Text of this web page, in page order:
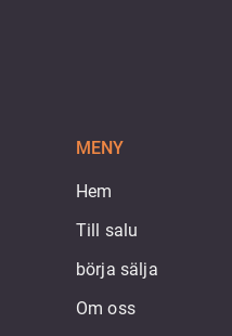
MENY
Hem
Till salu
börja sälja
Om oss